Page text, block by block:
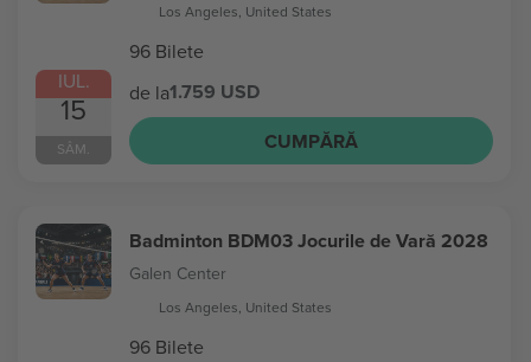
IUL.
15
SÂM.
Los Angeles, United States
96 Bilete
de la1.759 USD
CUMPĂRĂ
Badminton BDM03 Jocurile de Vară 2028
Galen Center
Los Angeles, United States
96 Bilete